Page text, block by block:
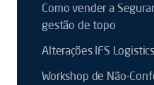
Como vender a
gestão de topo
Alterações IFS
Workshop de Não-